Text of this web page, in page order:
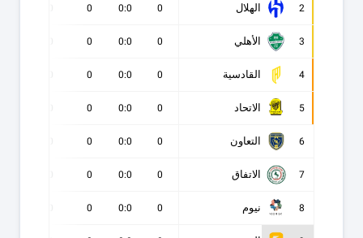
2 الهلال 0
0:0
0
3 الأهلي 0
0:0
0
4 القادسية 0
0:0
0
5 الاتحاد 0
0:0
0
6 التعاون 0
0:0
0
7 الاتفاق 0
0:0
0
8 نيوم 0
0:0
0